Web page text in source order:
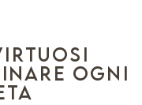
ogni